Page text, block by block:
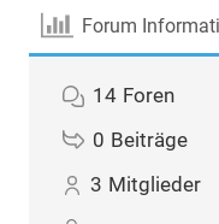
Forum
14 Foren
0 Beiträge
3 Mitglieder